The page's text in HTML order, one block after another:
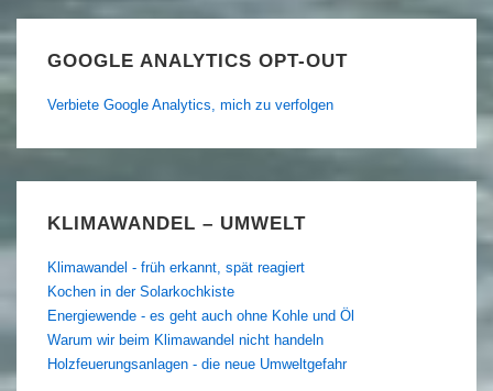
GOOGLE ANALYTICS OPT-OUT
Verbiete Google Analytics, mich zu verfolgen
KLIMAWANDEL – UMWELT
Klimawandel - früh erkannt, spät reagiert
Kochen in der Solarkochkiste
Energiewende - es geht auch ohne Kohle und Öl
Warum wir beim Klimawandel nicht handeln
Holzfeuerungsanlagen - die neue Umweltgefahr